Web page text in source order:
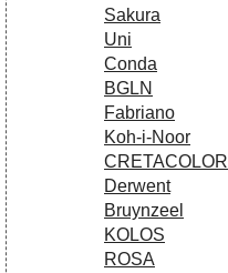
Sakura
Uni
Conda
BGLN
Fabriano
Koh-i-Noor
CRETACOLOR
Derwent
Bruynzeel
KOLOS
ROSA